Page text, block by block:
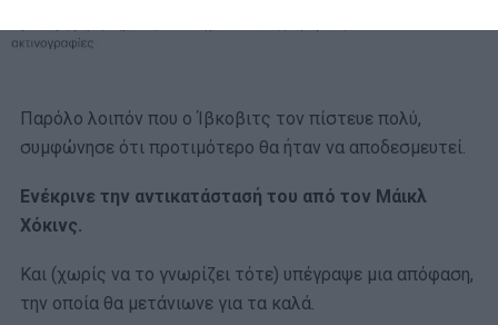
Παρόλο λοιπόν που ο Ίβκοβιτς τον πίστευε πολύ,
συμφώνησε ότι προτιμότερο θα ήταν να αποδεσμευτεί.
Ενέκρινε την αντικατάστασή του από τον Μάικλ
Χόκινς.
Και (χωρίς να το γνωρίζει τότε) υπέγραψε μια απόφαση,
την οποία θα μετάνιωνε για τα καλά.